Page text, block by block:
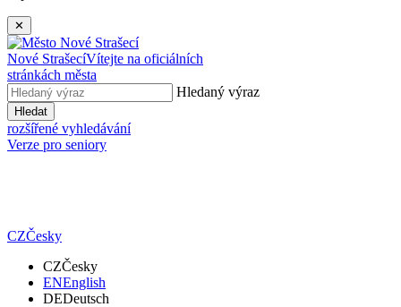
✕
Nové StrašecíVítejte na oficiálních
stránkách města
Hledaný výraz
Hledat
rozšířené vyhledávání
Verze pro seniory
CZČesky
CZČesky
ENEnglish
DEDeutsch